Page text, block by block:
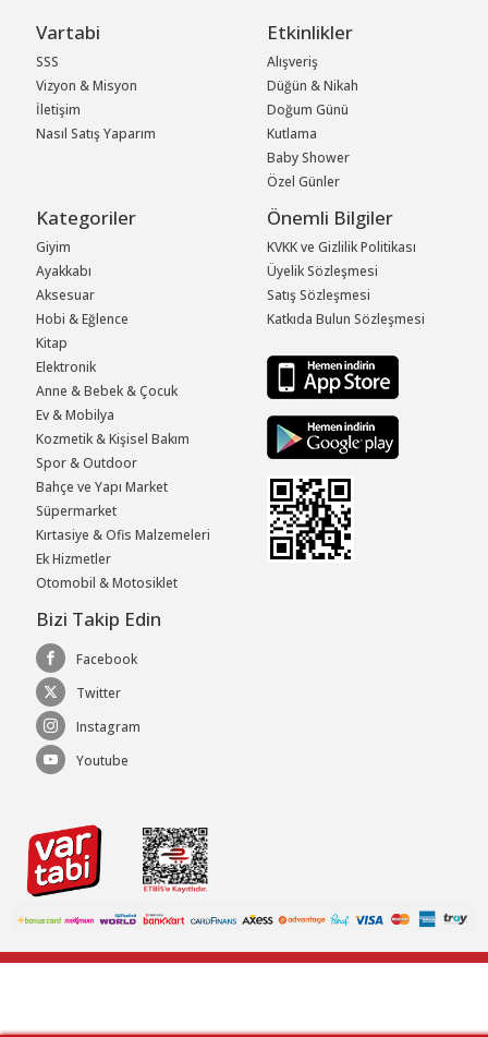
Vartabi
SSS
Vizyon & Misyon
İletişim
Nasıl Satış Yaparım
Etkinlikler
Alışveriş
Düğün & Nikah
Doğum Günü
Kutlama
Baby Shower
Özel Günler
Kategoriler
Giyim
Ayakkabı
Aksesuar
Hobi & Eğlence
Kitap
Elektronik
Anne & Bebek & Çocuk
Ev & Mobilya
Kozmetik & Kişisel Bakım
Spor & Outdoor
Bahçe ve Yapı Market
Süpermarket
Kırtasiye & Ofis Malzemeleri
Ek Hizmetler
Otomobil & Motosiklet
Önemli Bilgiler
KVKK ve Gizlilik Politikası
Üyelik Sözleşmesi
Satış Sözleşmesi
Katkıda Bulun Sözleşmesi
Bizi Takip Edin
Facebook
Twitter
Instagram
Youtube